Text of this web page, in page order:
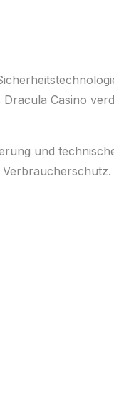
Casino
und